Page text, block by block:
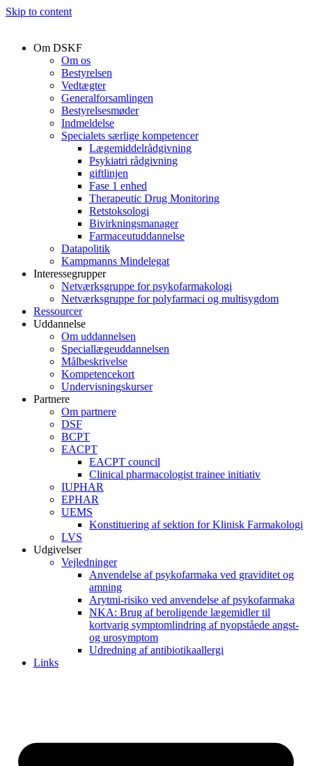
Skip to content
Om DSKF
Om os
Bestyrelsen
Vedtægter
Generalforsamlingen
Bestyrelsesmøder
Indmeldelse
Specialets særlige kompetencer
Lægemiddelrådgivning
Psykiatri rådgivning
giftlinjen
Fase 1 enhed
Therapeutic Drug Monitoring
Retstoksologi
Bivirkningsmanager
Farmaceutuddannelse
Datapolitik
Kampmanns Mindelegat
Interessegrupper
Netværksgruppe for psykofarmakologi
Netværksgruppe for polyfarmaci og multisygdom
Ressourcer
Uddannelse
Om uddannelsen
Speciallægeuddannelsen
Målbeskrivelse
Kompetencekort
Undervisningskurser
Partnere
Om partnere
DSF
BCPT
EACPT
EACPT council
Clinical pharmacologist trainee initiativ
IUPHAR
EPHAR
UEMS
Konstituering af sektion for Klinisk Farmakologi
LVS
Udgivelser
Vejledninger
Anvendelse af psykofarmaka ved graviditet og
amning
Arytmi-risiko ved anvendelse af psykofarmaka
NKA: Brug af beroligende lægemidler til
kortvarig symptomlindring af nyopståede angst-
og urosymptom
Udredning af antibiotikaallergi
Links